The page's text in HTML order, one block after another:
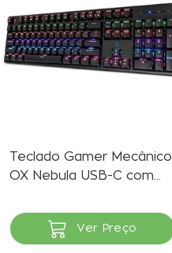
Teclado Gamer Mecânico
OX Nebula USB-C com
R$ 95,00
Ver Preço